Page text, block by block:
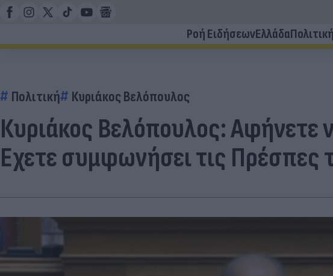
Ροή ΕιδήσεωνΕλλάδαΠολιτική
Πολιτική Κυριάκος Βελόπουλος
Κυριάκος Βελόπουλος: Αφήνετε
Εχετε συμφωνήσει τις Πρέσπες